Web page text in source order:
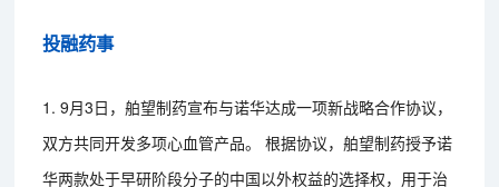
投融药事
1. 9月3日，舶望制药宣布与诺华达成一项新战略合作协议，
双方共同开发多项心血管产品。 根据协议，舶望制药授予诺
华两款处于早研阶段分子的中国以外权益的选择权，用于治